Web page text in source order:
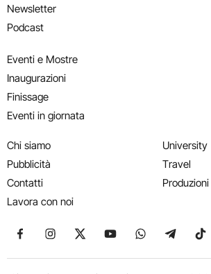
Newsletter
Podcast
Eventi e Mostre
Inaugurazioni
Finissage
Eventi in giornata
Chi siamo
Pubblicità
Contatti
Lavora con noi
University
Travel
Produzioni
Seguici su Facebook
Seguici su Instagram
Seguici su X
Seguici su YouTube
Seguici su
Seguici